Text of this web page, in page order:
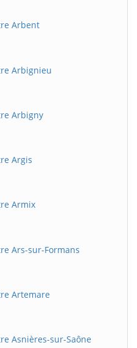
Arbent
Arbignieu
Arbigny
Argis
Armix
Ars-sur-Formans
Artemare
Asnières-sur-Saône